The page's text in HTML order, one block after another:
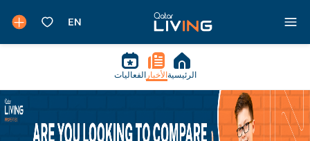
الرئيسية الأخبار الفعاليات